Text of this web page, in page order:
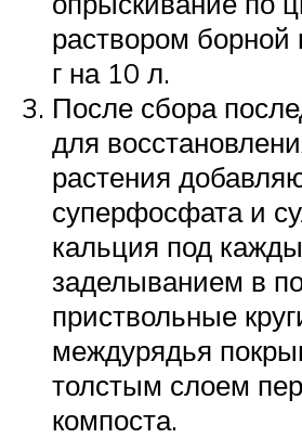
раствором борной
г на 10 л.
После сбора
для
растения
суперфосфата и
кальция под
заделыванием в
приствольные
междурядья
толстым слоем
компоста.